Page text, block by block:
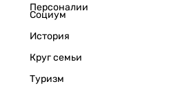
Персоналии
Социум
История
Круг семьи
Туризм